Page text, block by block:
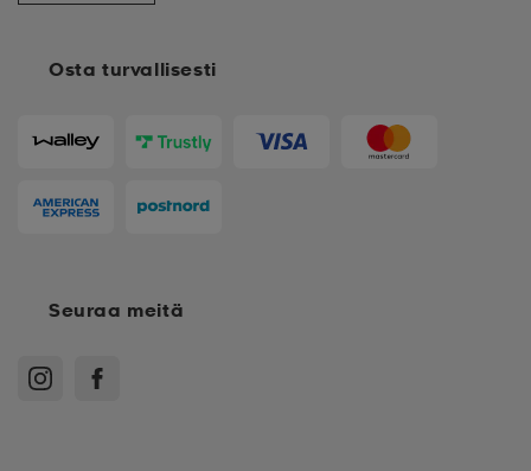
Osta turvallisesti
Seuraa meitä